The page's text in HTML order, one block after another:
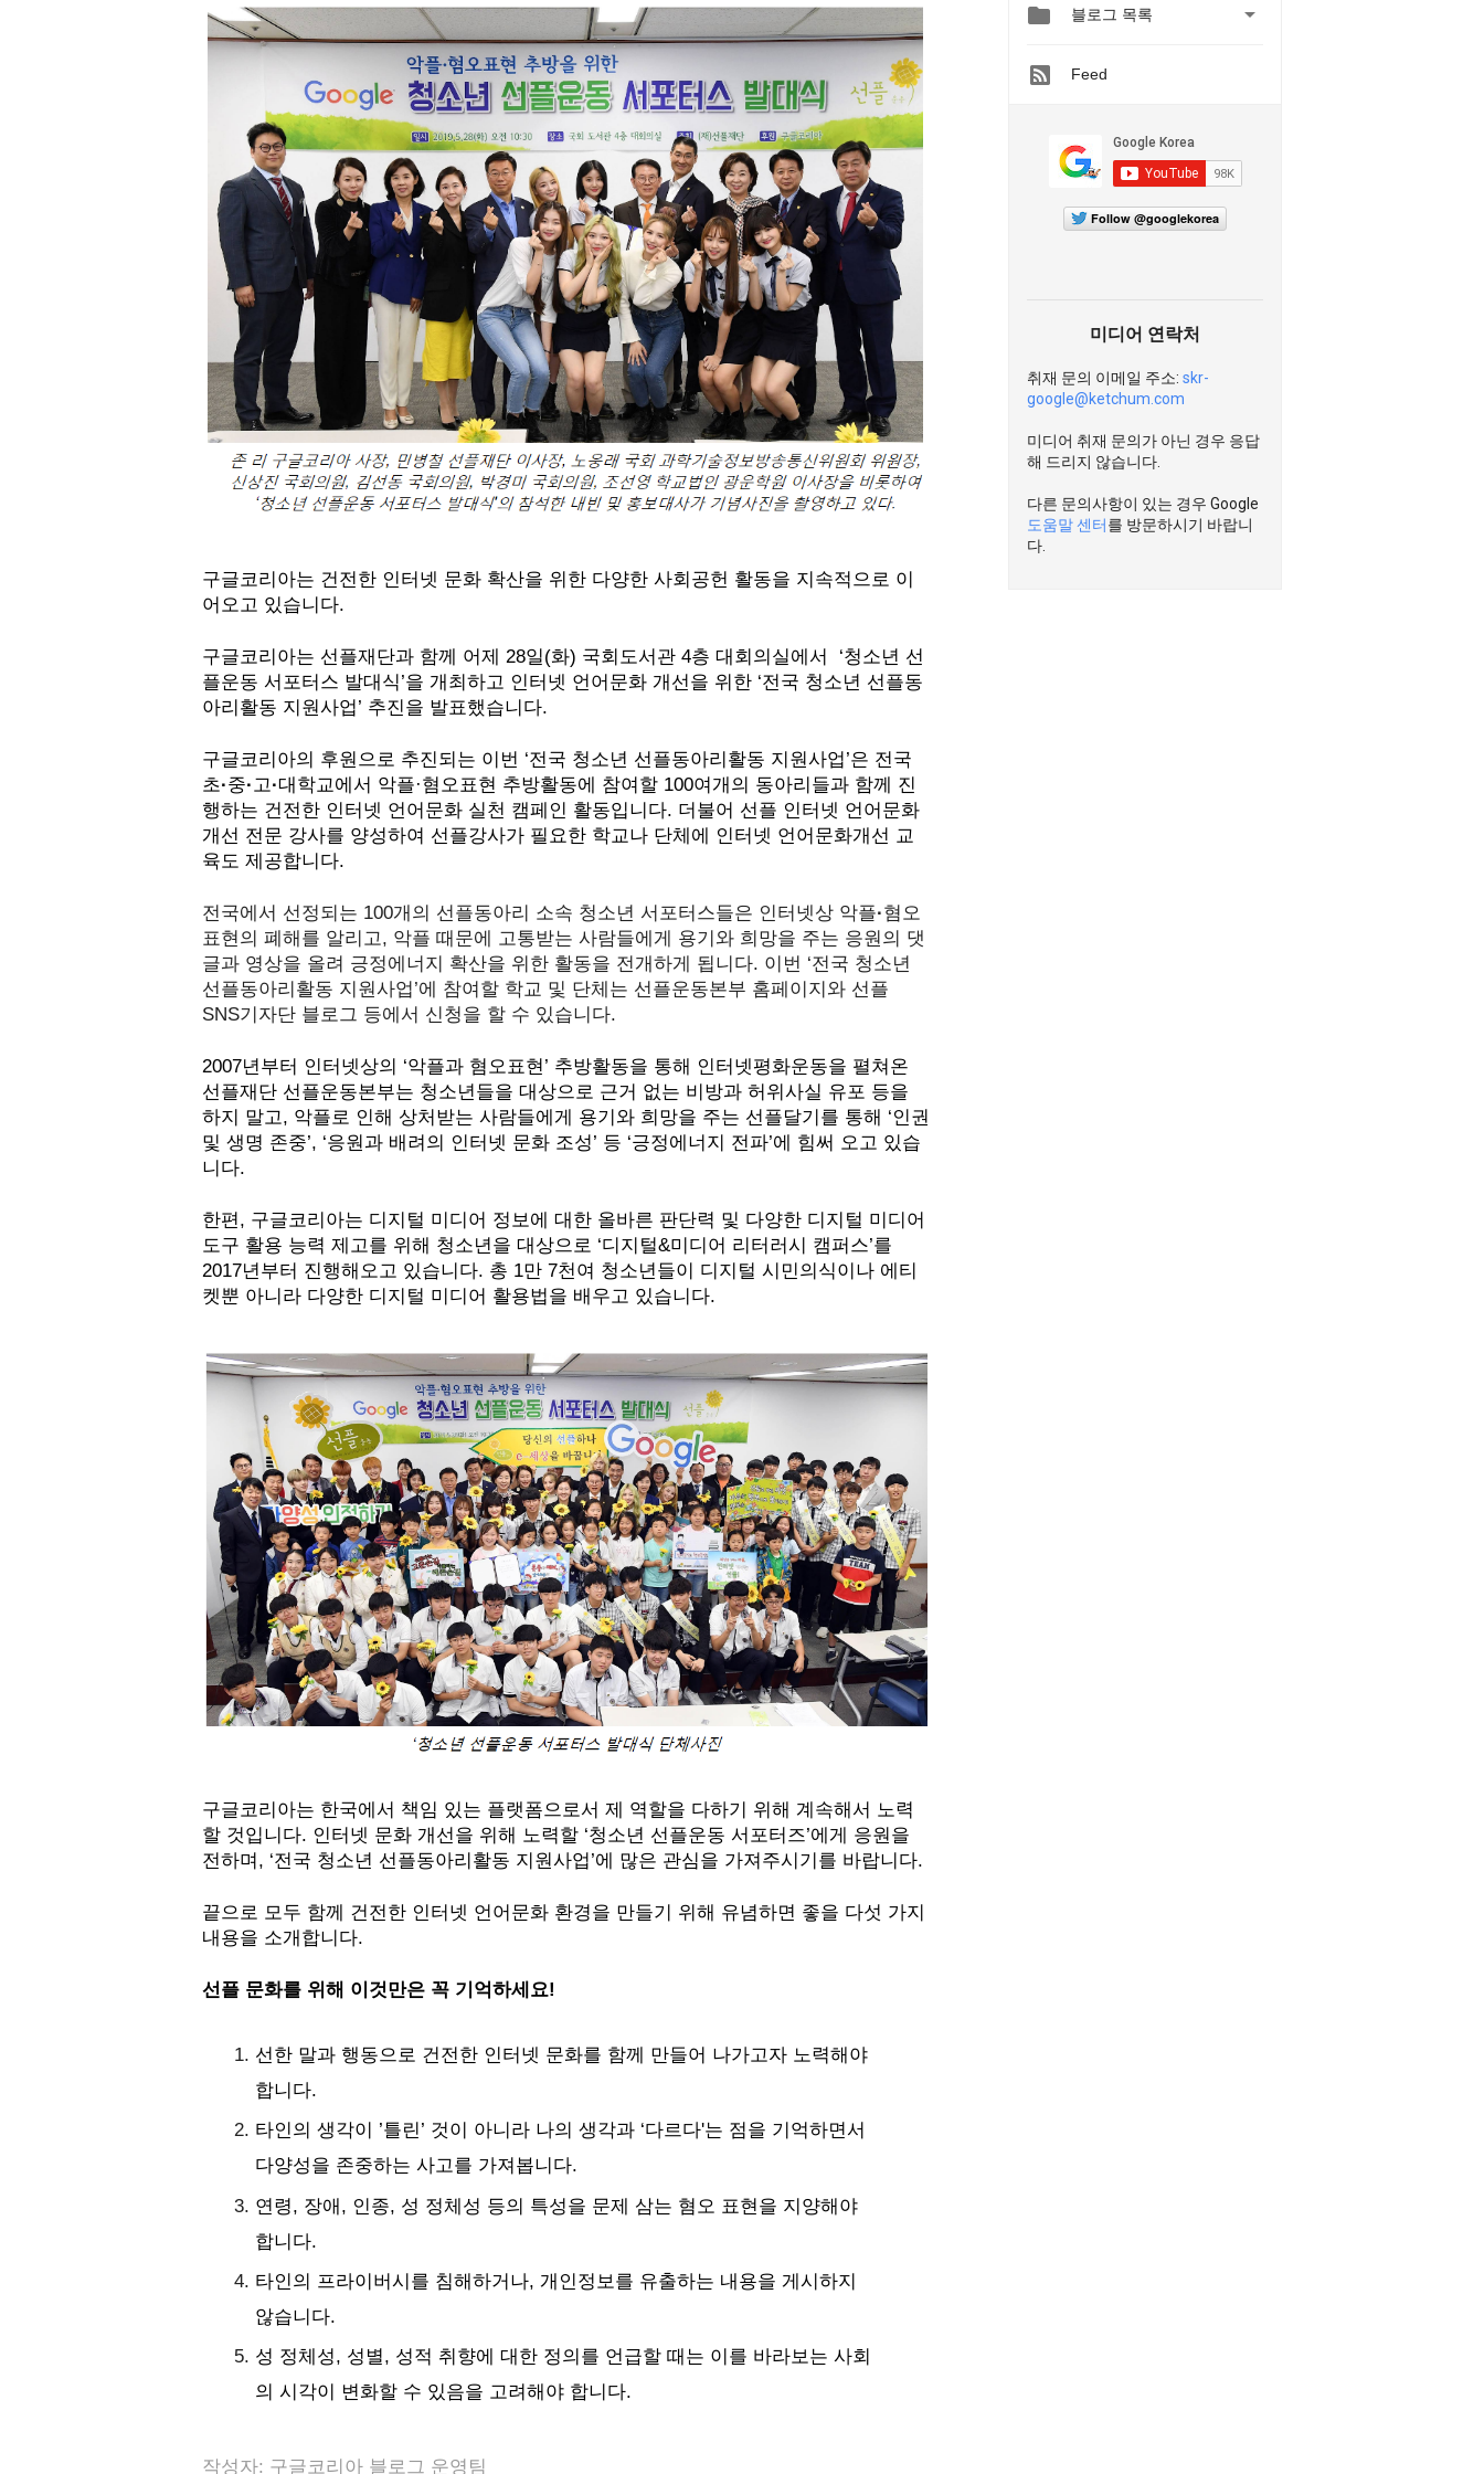
구글코리아는 건전한 인터넷 문화 확산을 위한 다양한 사회공헌 활동을 지속적으로 이
어오고 있습니다.
구글코리아는 선플재단과 함께 어제 28일(화) 국회도서관 4층 대회의실에서  ‘청소년 선
플운동 서포터스 발대식’을 개최하고 인터넷 언어문화 개선을 위한 ‘전국 청소년 선플동
아리활동 지원사업’ 추진을 발표했습니다.
구글코리아의 후원으로 추진되는 이번 ‘전국 청소년 선플동아리활동 지원사업’은 전국
초·중·고·대학교에서 악플·혐오표현 추방활동에 참여할 100여개의 동아리들과 함께 진
행하는 건전한 인터넷 언어문화 실천 캠페인 활동입니다. 더불어 선플 인터넷 언어문화
개선 전문 강사를 양성하여 선플강사가 필요한 학교나 단체에 인터넷 언어문화개선 교
육도 제공합니다.
전국에서 선정되는 100개의 선플동아리 소속 청소년 서포터스들은 인터넷상 악플·혐오
표현의 폐해를 알리고, 악플 때문에 고통받는 사람들에게 용기와 희망을 주는 응원의 댓
글과 영상을 올려 긍정에너지 확산을 위한 활동을 전개하게 됩니다. 이번 ‘전국 청소년
선플동아리활동 지원사업’에 참여할 학교 및 단체는 선플운동본부 홈페이지와 선플
SNS기자단 블로그 등에서 신청을 할 수 있습니다.
2007년부터 인터넷상의 ‘악플과 혐오표현’ 추방활동을 통해 인터넷평화운동을 펼쳐온
선플재단 선플운동본부는 청소년들을 대상으로 근거 없는 비방과 허위사실 유포 등을
하지 말고, 악플로 인해 상처받는 사람들에게 용기와 희망을 주는 선플달기를 통해 ‘인권
및 생명 존중’, ‘응원과 배려의 인터넷 문화 조성’ 등 ‘긍정에너지 전파’에 힘써 오고 있습
니다.
한편, 구글코리아는 디지털 미디어 정보에 대한 올바른 판단력 및 다양한 디지털 미디어
도구 활용 능력 제고를 위해 청소년을 대상으로 ‘디지털&미디어 리터러시 캠퍼스’를
2017년부터 진행해오고 있습니다. 총 1만 7천여 청소년들이 디지털 시민의식이나 에티
켓뿐 아니라 다양한 디지털 미디어 활용법을 배우고 있습니다.
구글코리아는 한국에서 책임 있는 플랫폼으로서 제 역할을 다하기 위해 계속해서 노력
할 것입니다. 인터넷 문화 개선을 위해 노력할 ‘청소년 선플운동 서포터즈’에게 응원을
전하며, ‘전국 청소년 선플동아리활동 지원사업’에 많은 관심을 가져주시기를 바랍니다.
끝으로 모두 함께 건전한 인터넷 언어문화 환경을 만들기 위해 유념하면 좋을 다섯 가지
내용을 소개합니다.
선플 문화를 위해 이것만은 꼭 기억하세요!
선한 말과 행동으로 건전한 인터넷 문화를 함께 만들어 나가고자 노력해야
합니다.
타인의 생각이 ’틀린’ 것이 아니라 나의 생각과 ‘다르다'는 점을 기억하면서
다양성을 존중하는 사고를 가져봅니다.
연령, 장애, 인종, 성 정체성 등의 특성을 문제 삼는 혐오 표현을 지양해야
합니다.
타인의 프라이버시를 침해하거나, 개인정보를 유출하는 내용을 게시하지
않습니다.
성 정체성, 성별, 성적 취향에 대한 정의를 언급할 때는 이를 바라보는 사회
의 시각이 변화할 수 있음을 고려해야 합니다.
작성자: 구글코리아 블로그 운영팀
 블로그 목록 
Feed
Follow @googlekorea
미디어 연락처
취재 문의 이메일 주소: skr-
google@ketchum.com
미디어 취재 문의가 아닌 경우 응답
해 드리지 않습니다.
다른 문의사항이 있는 경우 Google
도움말 센터를 방문하시기 바랍니
다.